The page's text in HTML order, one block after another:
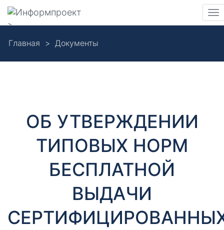
main
Навигация
>
Главная Документы
Д
н
ОБ УТВЕРЖДЕНИИ
ТИПОВЫХ НОРМ
БЕСПЛАТНОЙ
ВЫДАЧИ